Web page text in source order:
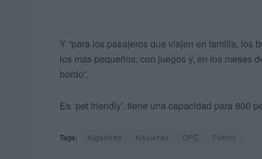
Y “para los pasajeros que viajen en familia, los
los más pequeños, con juegos y, en los meses
bordo”.
Es ‘pet friendly’, tiene una capacidad para 800
Tags: Algeciras Navieras OPE Puerto